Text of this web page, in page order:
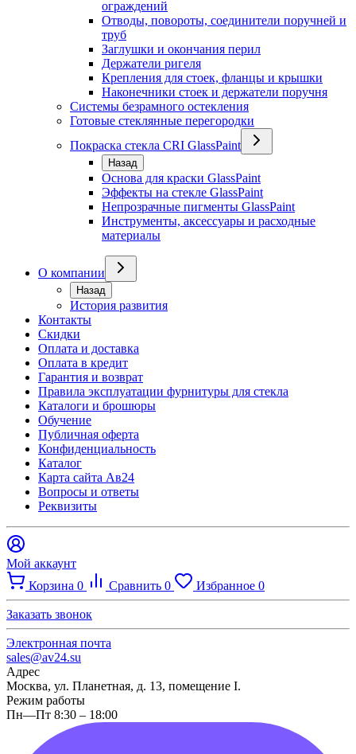
ограждений
Отводы, повороты, соединители поручней и
труб
Заглушки и окончания перил
Держатели ригеля
Крепления для стоек, фланцы и крышки
Наконечники стоек и держатели поручня
Системы безрамного остекления
Готовые стеклянные перегородки
Покраска стекла CRI GlassPaint
Назад
Основа для краски GlassPaint
Эффекты на стекле GlassPaint
Непрозрачные пигменты GlassPaint
Инструменты, аксессуары и расходные
материалы
О компании
Назад
История развития
Контакты
Скидки
Оплата и доставка
Оплата в кредит
Гарантия и возврат
Правила эксплуатации фурнитуры для стекла
Каталоги и брошюры
Обучение
Публичная оферта
Конфиденциальность
Каталог
Карта сайта Ав24
Вопросы и ответы
Реквизиты
Мой аккаунт
Корзина 0 Сравнить 0 Избранное 0
Заказать звонок
Электронная почта
sales@av24.su
Адрес
Москва, ул. Планетная, д. 13, помещение I.
Режим работы
Пн—Пт 8:30 – 18:00